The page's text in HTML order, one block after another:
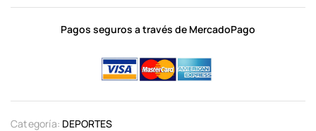
Pagos seguros a través de MercadoPago
Categoría: DEPORTES